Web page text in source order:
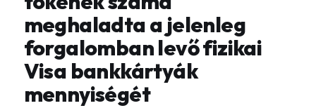
meghaladta a jelenleg
forgalomban levő fizikai
Visa bankkártyák
mennyiségét